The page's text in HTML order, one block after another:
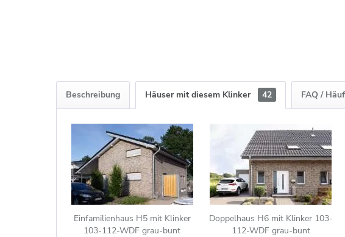
Beschreibung Häuser mit diesem Klinker 42 FAQ /
Einfamilienhaus H5 mit Klinker
103-112-WDF grau-bunt
Doppelhaus H6 mit Klinker 103-
112-WDF grau-bunt